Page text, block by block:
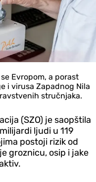
Evropom, a porast
i virusa Zapadnog Nila
stručnjaka.
(SZO) je saopštila
ljudi u 119
postoji rizik od
groznicu, osip i jake